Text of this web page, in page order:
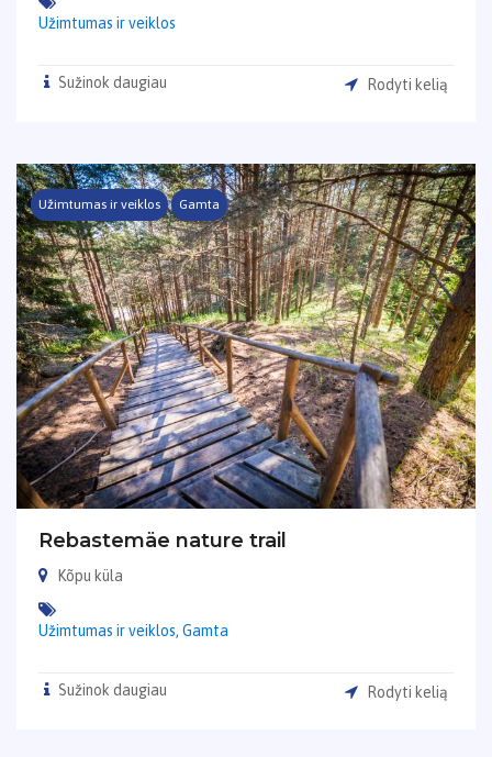
Užimtumas ir veiklos
Sužinok daugiau Rodyti kelią
Užimtumas ir veiklos Gamta
Rebastemäe nature trail
Kõpu küla
Užimtumas ir veiklos, Gamta
Sužinok daugiau Rodyti kelią